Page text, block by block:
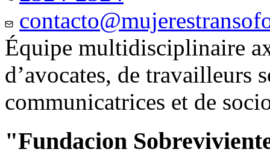
Équipe multidisciplinaire
d’avocates, de travailleurs
communicatrices et de
"Fundacion